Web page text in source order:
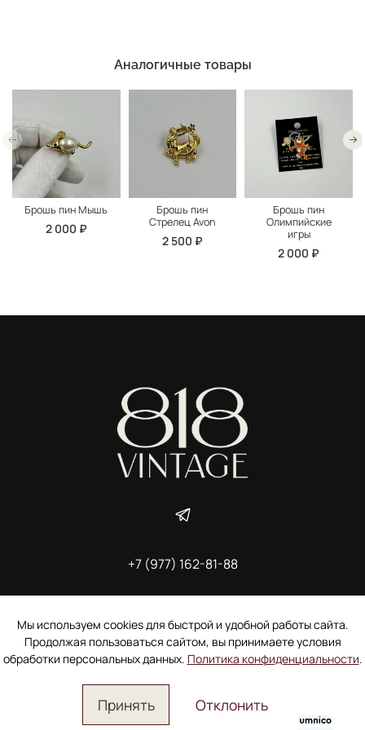
Аналогичные товары
Брошь пин Мышь
2 000 ₽
Брошь пин
Стрелец Avon
2 500 ₽
Брошь пин
Олимпийские
игры
2 000 ₽
+7 (977) 162-81-88
Пользовательское соглашение
Электронное согласие покупателя на рассылку
Согласие на обработку персональных данных
Мы используем cookies для быстрой и удобной работы сайта.
Продолжая пользоваться сайтом, вы принимаете условия
обработки персональных данных. Политика конфиденциальности.
Принять Отклонить